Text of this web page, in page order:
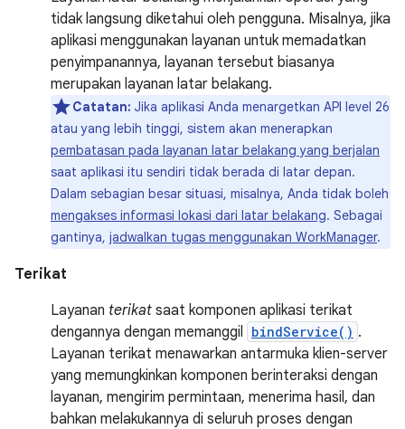
tidak langsung diketahui oleh pengguna. Misalnya, jika
aplikasi menggunakan layanan untuk memadatkan
penyimpanannya, layanan tersebut biasanya
merupakan layanan latar belakang.
Catatan: Jika aplikasi Anda menargetkan API level 26
atau yang lebih tinggi, sistem akan menerapkan
pembatasan pada layanan latar belakang yang berjalan
saat aplikasi itu sendiri tidak berada di latar depan.
Dalam sebagian besar situasi, misalnya, Anda tidak boleh
mengakses informasi lokasi dari latar belakang. Sebagai
gantinya, jadwalkan tugas menggunakan WorkManager.
Terikat
Layanan terikat saat komponen aplikasi terikat
dengannya dengan memanggil bindService() .
Layanan terikat menawarkan antarmuka klien-server
yang memungkinkan komponen berinteraksi dengan
layanan, mengirim permintaan, menerima hasil, dan
bahkan melakukannya di seluruh proses dengan